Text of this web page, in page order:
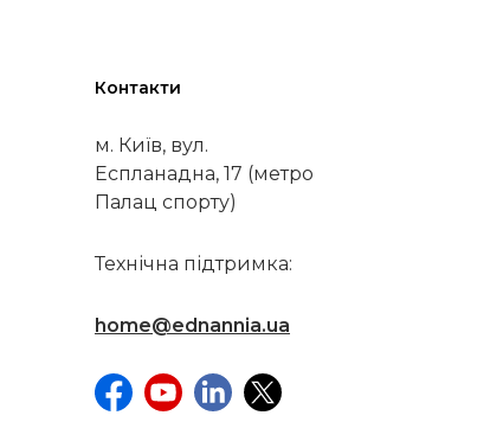
Контакти
м. Київ, вул.
Еспланадна, 17 (метро
Палац спорту)
Технічна підтримка:
home@ednannia.ua